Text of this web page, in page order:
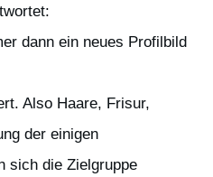
dann ein neues Profilbild
Also Haare, Frisur,
der einigen
sich die Zielgruppe